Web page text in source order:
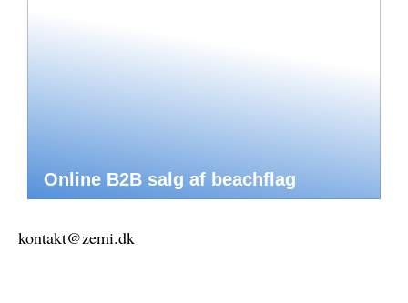
Online B2B salg af beachflag
kontakt@zemi.dk